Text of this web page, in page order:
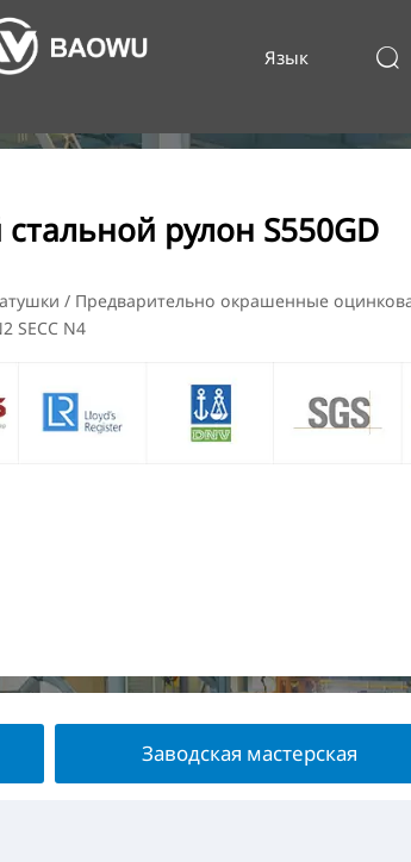
Язык 
рулон S550GD
/ Предварительно окрашенные
SECC N4
Заводская мастерская